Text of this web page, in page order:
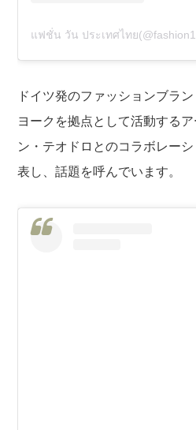
ドイツ発のファッションブラ
ヨークを拠点として活動する
ン・テオドロとのコラボレー
表し、話題を呼んでいます。